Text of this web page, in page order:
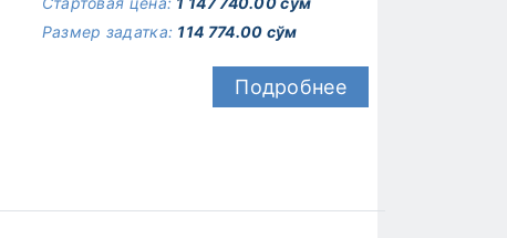
Размер задатка: 114 774.00 сўм
Подробнее